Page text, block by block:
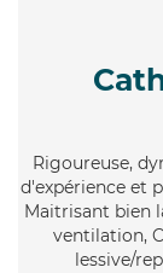
Rigoureuse,
d'expérience et
Maitrisant bien
ventilation,
lessive/